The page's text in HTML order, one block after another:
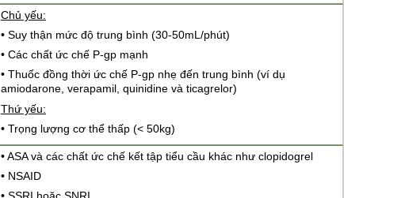
Chủ yếu:
• Suy thận mức độ trung bình (30-50mL/phút)
• Các chất ức chế P-gp mạnh
• Thuốc đồng thời ức chế P-gp nhẹ đến trung bình (ví dụ
amiodarone, verapamil, quinidine và ticagrelor)
Thứ yếu:
• Trọng lượng cơ thể thấp (< 50kg)
• ASA và các chất ức chế kết tập tiểu cầu khác như clopidogrel
• NSAID